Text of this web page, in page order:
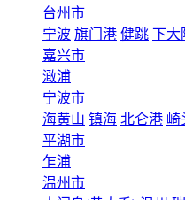
台州市
宁波 旗门港 健跳 下大
嘉兴市
澉浦
宁波市
海黄山 镇海 北仑港 崎
平湖市
乍浦
温州市